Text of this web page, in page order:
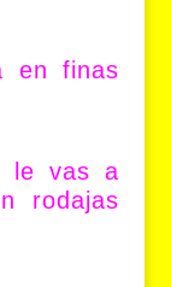
en finas
le vas a
rodajas